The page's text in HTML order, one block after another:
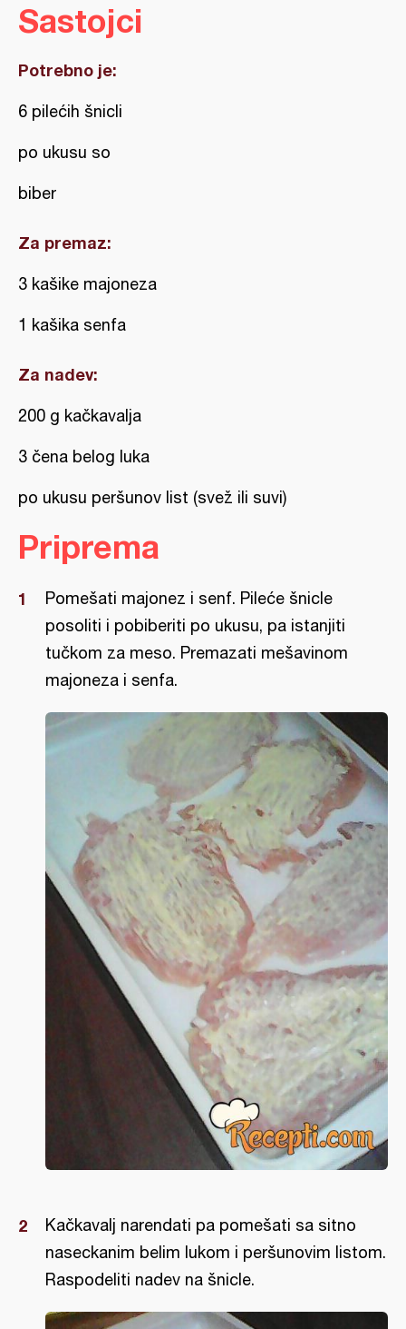
Sastojci
Potrebno je:
6 pilećih šnicli
po ukusu so
biber
Za premaz:
3 kašike majoneza
1 kašika senfa
Za nadev:
200 g kačkavalja
3 čena belog luka
po ukusu peršunov list (svež ili suvi)
Priprema
Pomešati majonez i senf. Pileće šnicle
posoliti i pobiberiti po ukusu, pa istanjiti
tučkom za meso. Premazati mešavinom
majoneza i senfa.
Kačkavalj narendati pa pomešati sa sitno
naseckanim belim lukom i peršunovim listom.
Raspodeliti nadev na šnicle.